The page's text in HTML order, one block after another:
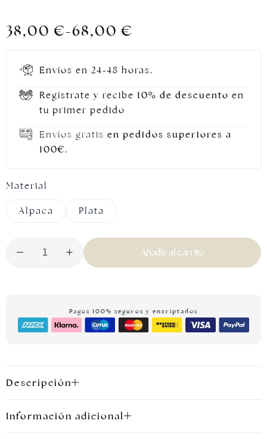
38,00€-68,00€
Envíos en 24-48 horas.
Regístrate y recibe 10% de descuento en
tu primer pedido
Envíos gratis en pedidos superiores a
100€.
Material
Alpaca Plata
Añadir al carrito
Pagos 100% seguros y encriptados
Descripción
Información adicional
Joyas plateadas